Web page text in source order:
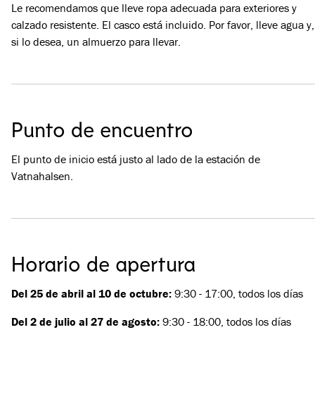
Le recomendamos que lleve ropa adecuada para exteriores y
calzado resistente. El casco está incluido. Por favor, lleve agua y,
si lo desea, un almuerzo para llevar.
Punto de encuentro
El punto de inicio está justo al lado de la estación de
Vatnahalsen.
Horario de apertura
Del 25 de abril al 10 de octubre: 9:30 - 17:00, todos los días
Del 2 de julio al 27 de agosto: 9:30 - 18:00, todos los días